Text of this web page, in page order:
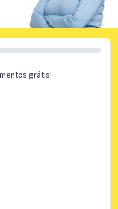
grátis!